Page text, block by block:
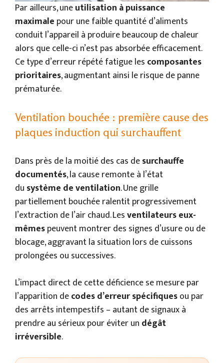
Par ailleurs, uneutilisation à puissance
maximale pour une faible quantité d’aliments
conduit l’appareil à produire beaucoup de chaleur
alors que celle-ci n’est pas absorbée efficacement.
Ce type d’erreur répété fatigue les composantes
prioritaires, augmentant ainsi le risque de panne
prématurée.
Ventilation bouchée : première cause des
plaques induction qui surchauffent
Dans près de la moitié des cas desurchauffe
documentés, la cause remonte à l’état
du système de ventilation. Une grille
partiellement bouchée ralentit progressivement
l’extraction de l’air chaud. Lesventilateurs eux-
mêmespeuvent montrer des signes d’usure ou de
blocage, aggravant la situation lors de cuissons
prolongées ou successives.
L’impact direct de cette déficience se mesure par
l’apparition decodes d’erreur spécifiquesou par
des arrêts intempestifs – autant de signaux à
prendre au sérieux pour éviter un dégât
irréversible.